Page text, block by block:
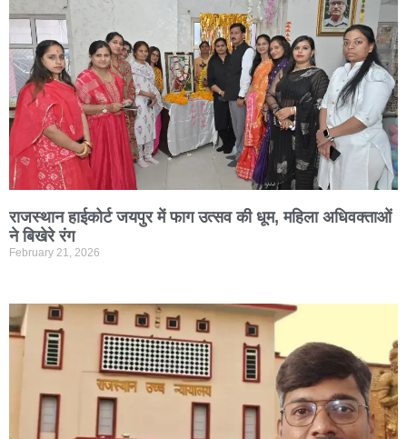
राजस्थान हाईकोर्ट जयपुर में फाग उत्सव की धूम, महिला अधिवक्ताओं
ने बिखेरे रंग
February 21, 2026